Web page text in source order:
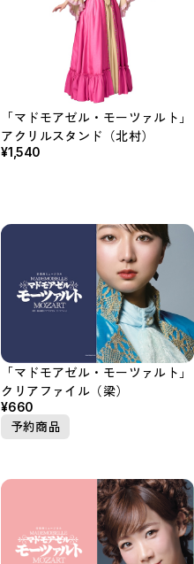
「マドモアゼル・モーツァルト」
アクリルスタンド（北村）
¥1,540
「マドモアゼル・モーツァルト」
クリアファイル（梁）
¥660
予約商品